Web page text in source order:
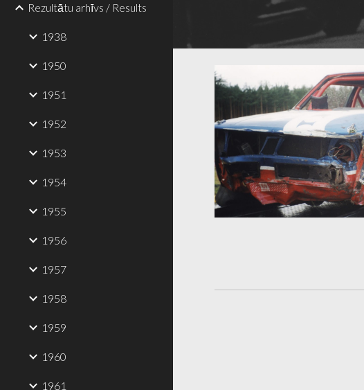
Rezultātu arhīvs / Results
1938
1950
1951
1952
1953
1954
1955
1956
1957
1958
1959
1960
1961